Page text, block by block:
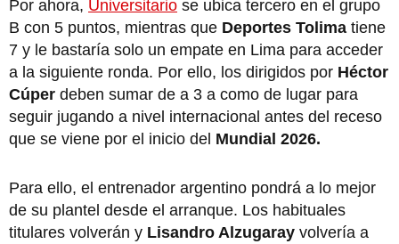
Por ahora, Universitario se ubica tercero en el grupo
B con 5 puntos, mientras que Deportes Tolima tiene
7 y le bastaría solo un empate en Lima para acceder
a la siguiente ronda. Por ello, los dirigidos por Héctor
Cúper deben sumar de a 3 a como de lugar para
seguir jugando a nivel internacional antes del receso
que se viene por el inicio del Mundial 2026.
Para ello, el entrenador argentino pondrá a lo mejor
de su plantel desde el arranque. Los habituales
titulares volverán y Lisandro Alzugaray volvería a